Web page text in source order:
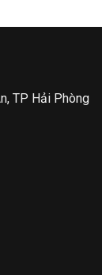
TP Hải Phòng